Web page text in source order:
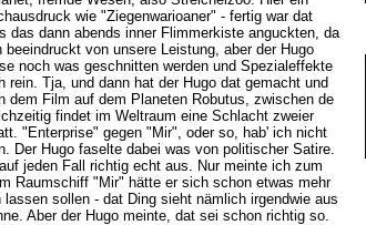
wie "Ziegenwarioaner" - fertig war dat
das dann abends inner Flimmerkiste anguckten, da
beeindruckt von unsere Leistung, aber der Hugo
noch was geschnitten werden und Spezialeffekte
rein. Tja, und dann hat der Hugo dat gemacht und
dem Film auf dem Planeten Robutus, zwischen de
findet im Weltraum eine Schlacht zweier
"Enterprise" gegen "Mir", oder so, hab' ich nicht
Der Hugo faselte dabei was von politischer Satire.
jeden Fall richtig echt aus. Nur meinte ich zum
Raumschiff "Mir" hätte er sich schon etwas mehr
lassen sollen - dat Ding sieht nämlich irgendwie aus
Aber der Hugo meinte, dat sei schon richtig so.